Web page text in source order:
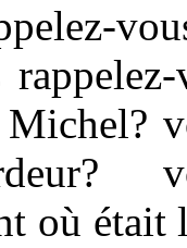
Michel?
où était